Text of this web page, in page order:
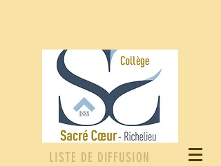
LISTE DE DIFFUSION